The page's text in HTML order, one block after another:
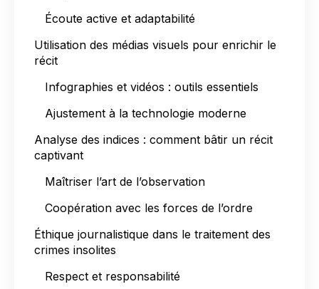
Écoute active et adaptabilité
Utilisation des médias visuels pour enrichir le
récit
Infographies et vidéos : outils essentiels
Ajustement à la technologie moderne
Analyse des indices : comment bâtir un récit
captivant
Maîtriser l’art de l’observation
Coopération avec les forces de l’ordre
Éthique journalistique dans le traitement des
crimes insolites
Respect et responsabilité